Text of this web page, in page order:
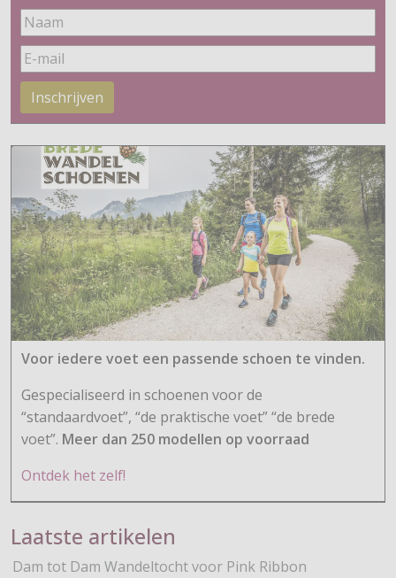
Inschrijven
Voor iedere voet een passende schoen te vinden.
Gespecialiseerd in schoenen voor de
“standaardvoet”, “de praktische voet” “de brede
voet”. Meer dan 250 modellen op voorraad
Ontdek het zelf!
Laatste artikelen
Dam tot Dam Wandeltocht voor Pink Ribbon